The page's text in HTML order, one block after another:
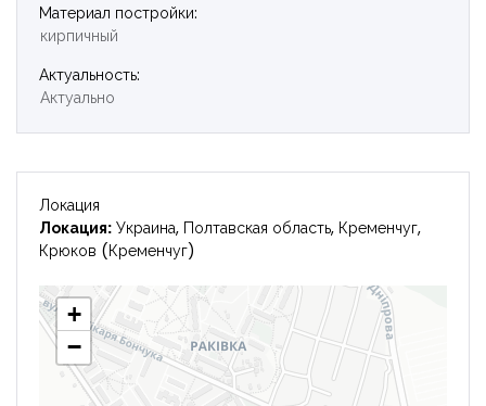
Материал постройки:
кирпичный
Актуальность:
Актуально
Локация
Локация: Украина, Полтавская область, Кременчуг,
Крюков (Кременчуг)
+
−